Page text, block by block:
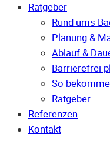
Ratgeber
Rund ums
Planung &
Ablauf &
Barrierefrei
So
Ratgeber
Referenzen
Kontakt